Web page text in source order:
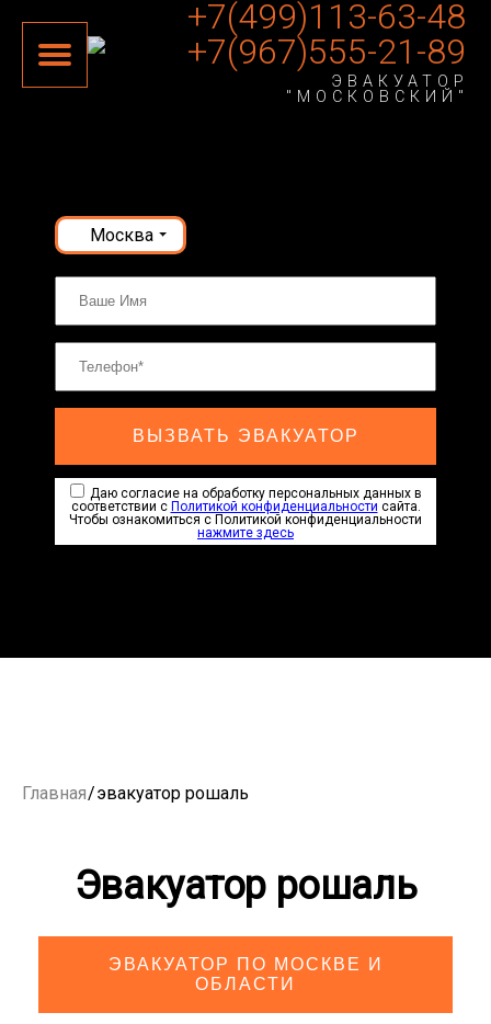
+7(499)113-63-48
+7(967)555-21-89
ЭВАКУАТОР
"МОСКОВСКИЙ"
Москва
ВЫЗВАТЬ ЭВАКУАТОР
Даю согласие на обработку персональных данных в
соответствии с Политикой конфиденциальности сайта.
Чтобы ознакомиться с Политикой конфиденциальности
нажмите здесь
Главная/эвакуатор рошаль
Эвакуатор рошаль
ЭВАКУАТОР ПО МОСКВЕ И
ОБЛАСТИ